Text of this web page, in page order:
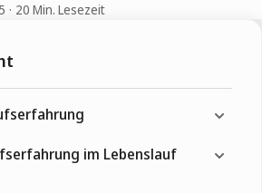
20 Min. Lesezeit
im Lebenslauf